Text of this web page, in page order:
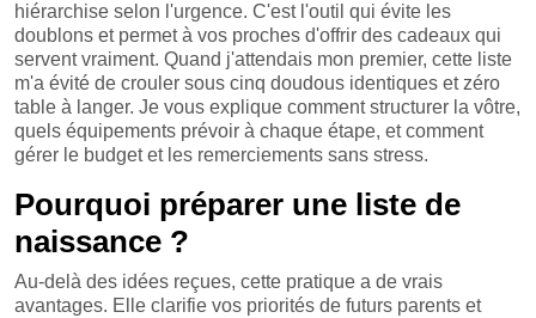
hiérarchise selon l'urgence. C'est l'outil qui évite les
doublons et permet à vos proches d'offrir des cadeaux qui
servent vraiment. Quand j'attendais mon premier, cette liste
m'a évité de crouler sous cinq doudous identiques et zéro
table à langer. Je vous explique comment structurer la vôtre,
quels équipements prévoir à chaque étape, et comment
gérer le budget et les remerciements sans stress.
Pourquoi préparer une liste de
naissance ?
Au-delà des idées reçues, cette pratique a de vrais
avantages. Elle clarifie vos priorités de futurs parents et